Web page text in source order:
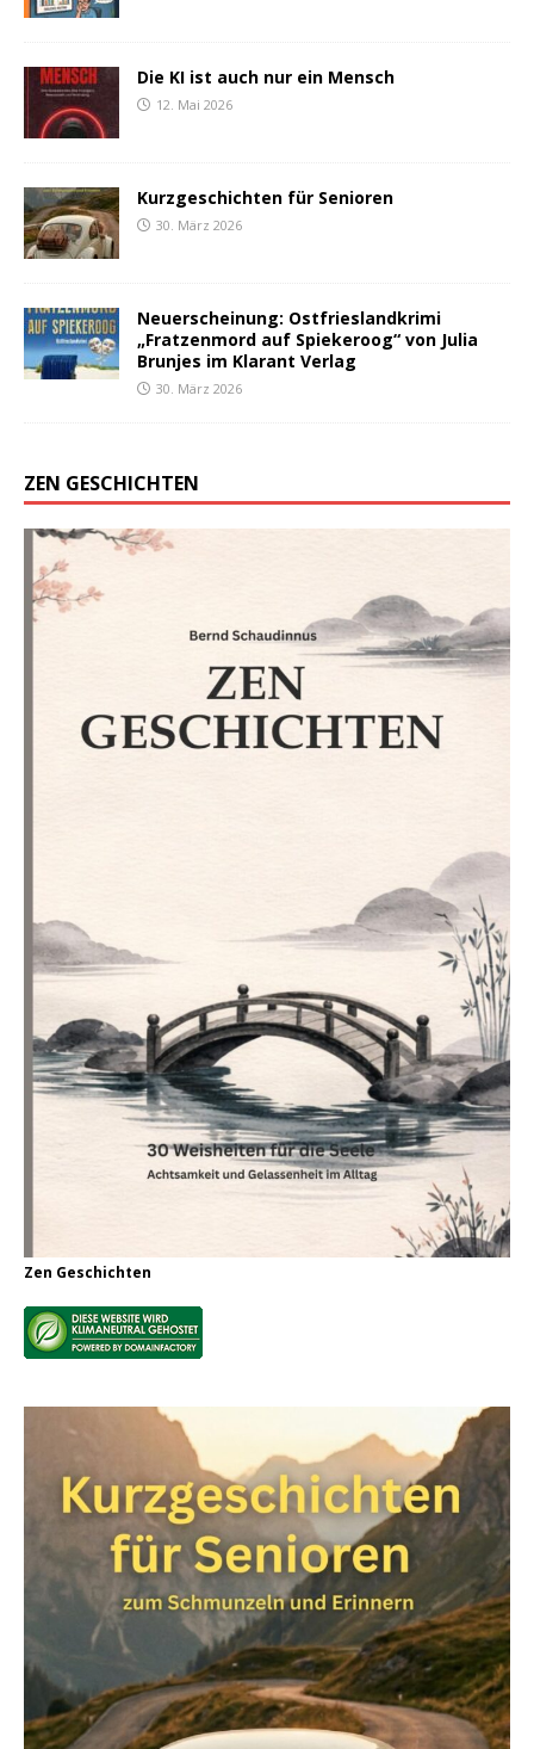
Die KI ist auch nur ein Mensch
12. Mai 2026
Kurzgeschichten für Senioren
30. März 2026
Neuerscheinung: Ostfrieslandkrimi
„Fratzenmord auf Spiekeroog“ von Julia
Brunjes im Klarant Verlag
30. März 2026
ZEN GESCHICHTEN
Zen Geschichten